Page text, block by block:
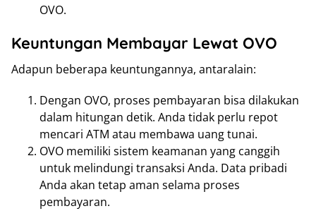
OVO.
Keuntungan Membayar Lewat OVO
Adapun beberapa keuntungannya, antaralain:
Dengan OVO, proses pembayaran bisa dilakukan
dalam hitungan detik. Anda tidak perlu repot
mencari ATM atau membawa uang tunai.
OVO memiliki sistem keamanan yang canggih
untuk melindungi transaksi Anda. Data pribadi
Anda akan tetap aman selama proses
pembayaran.